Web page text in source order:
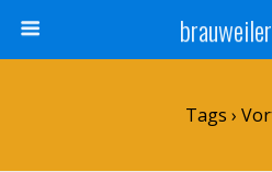
Tags ›